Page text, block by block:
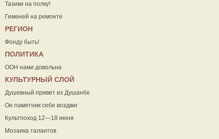
Тазики на полку!
Гименей на ремонте
РЕГИОН
Фонду быть!
ПОЛИТИКА
ООН нами довольна
КУЛЬТУРНЫЙ СЛОЙ
Душевный привет из Душанбе
Он памятник себе воздвиг
Культпоход 12—18 июня
Мозаика талантов